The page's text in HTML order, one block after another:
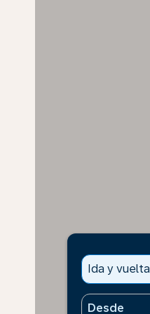
Ida y vuelta
Desde